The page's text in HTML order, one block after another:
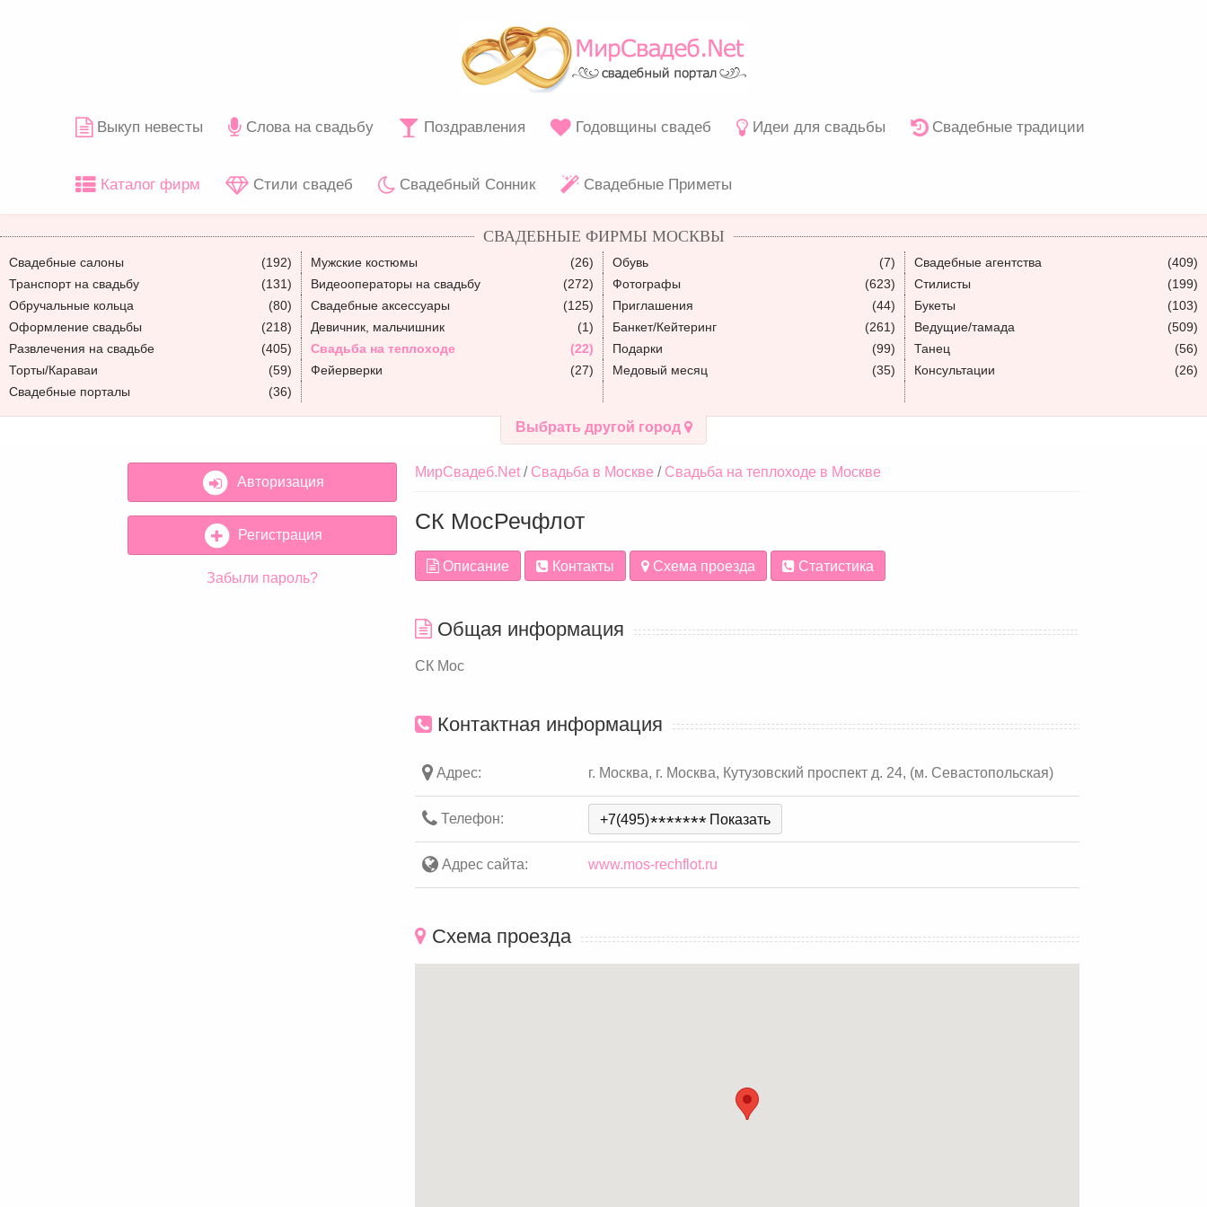
Выкуп невесты Слова на свадьбу Поздравления Годовщины свадеб Идеи для свадьбы Свадебные традиции
Каталог фирм Стили свадеб Свадебный Сонник Свадебные Приметы
СВАДЕБНЫЕ ФИРМЫ МОСКВЫ
Свадебные салоны (192) Мужские костюмы (26) Обувь (7) Свадебные агентства
(409)
Транспорт на свадьбу
(131) Видеооператоры на свадьбу (272) Фотографы (623) Стилисты
(199)
Обручальные кольца
(80) Свадебные аксессуары (125) Приглашения (44) Букеты
(103)
Оформление свадьбы
(218) Девичник, мальчишник (1) Банкет/Кейтеринг (261) Ведущие/тамада
(509)
Развлечения на свадьбе
(405) Свадьба на теплоходе (22) Подарки (99) Танец
(56)
Торты/Караваи
(59) Фейерверки (27) Медовый месяц (35) Консультации
(26)
Свадебные порталы
(36)
Выбрать другой город
МирСвадеб.Net Свадьба в Москве Свадьба на теплоходе в Москве
СК МосРечфлот
Описание Контакты Схема проезда Статистика
Общая информация
СК Мос
Контактная информация
Адрес: г. Москва, г. Москва, Кутузовский проспект д. 24, (м. Севастопольская)
Телефон: +7(495)******* Показать
Адрес сайта: www.mos-rechflot.ru
Схема проезда
Авторизация
Регистрация
Забыли пароль?